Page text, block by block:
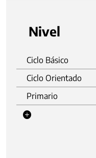
Nivel
Ciclo Básico
Ciclo Orientado
Primario